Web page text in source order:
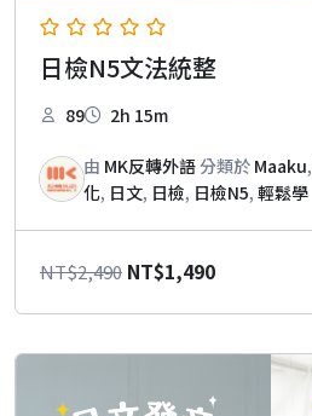
日檢N5文法統整
89 2h 15m
由 MK反轉外語分類於 Maaku,
化, 日文, 日檢, 日檢N5, 輕鬆學
NT$2,490 原
格：
NT$2,490。
NT$1,490目
格：